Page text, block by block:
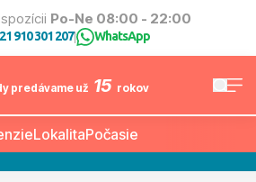
Po-Ne 08:00 - 22:00
910 301 207| WhatsApp
predávame už 15 rokov
LokalitaPočasie